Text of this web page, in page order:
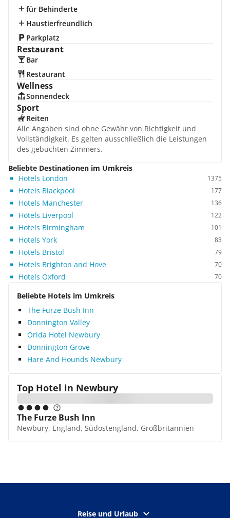
für Behinderte
Haustierfreundlich
Parkplatz
Restaurant
Bar
Restaurant
Wellness
Sonnendeck
Sport
Reiten
Alle Angaben sind ohne Gewähr von Richtigkeit und
Vollständigkeit. Es gelten ausschließlich die Leistungen
des gebuchten Zimmers.
Beliebte Destinationen im Umkreis
Hotels London
1375
Hotels Blackpool 177
Hotels Manchester 136
Hotels Liverpool 122
Hotels Birmingham 101
Hotels York 83
Hotels Bristol 79
Hotels Brighton and Hove 70
Hotels Oxford 70
Beliebte Hotels im Umkreis
The Furze Bush Inn
Donnington Valley
Orida Hotel Newbury
Donnington Grove
Hare And Hounds Newbury
Top Hotel in Newbury
The Furze Bush Inn
Newbury, England, Südostengland, Großbritannien
Reise und Urlaub